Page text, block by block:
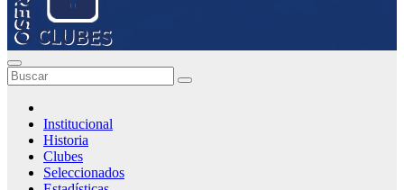
Institucional
Historia
Clubes
Seleccionados